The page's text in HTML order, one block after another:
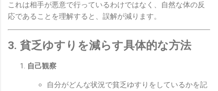
これは相手が悪意で行っているわけではなく、自然な体の反
応であることを理解すると、誤解が減ります。
3. 貧乏ゆすりを減らす具体的な方法
自己観察
自分がどんな状況で貧乏ゆすりをしているかを記